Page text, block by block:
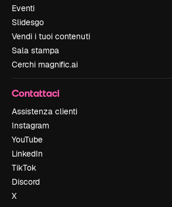
Eventi
Slidesgo
Vendi i tuoi contenuti
Sala stampa
Cerchi magnific.ai
Contattaci
Assistenza clienti
Instagram
YouTube
LinkedIn
TikTok
Discord
X